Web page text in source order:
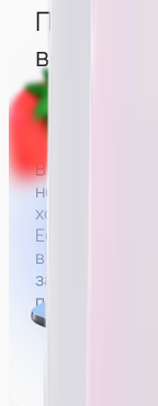
Понимать,
вебкам —
Вебкам —
за действия
Вы можете не
но
хотя бы до
Если не
в футболке и
заработную
получать